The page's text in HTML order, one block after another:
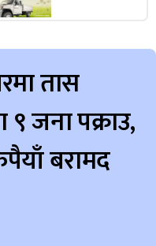
तास
जना पक्राउ,
बरामद